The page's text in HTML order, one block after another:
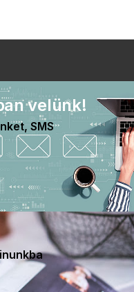
velünk!
SMS